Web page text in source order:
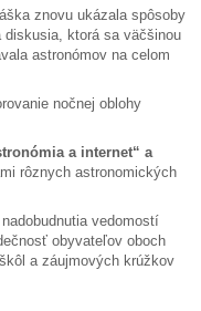
znovu ukázala spôsoby
diskusia, ktorá sa väčšinou
astronómov na celom
nočnej oblohy
a internet“ a
rôznych astronomických
vedomostí
obyvateľov oboch
a záujmových krúžkov